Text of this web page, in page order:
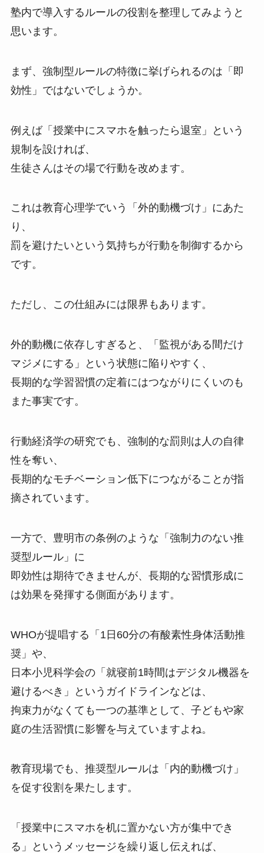
塾内で導入するルールの役割を整理してみようと
思います。
まず、強制型ルールの特徴に挙げられるのは「即
効性」ではないでしょうか。
例えば「授業中にスマホを触ったら退室」という
規制を設ければ、
生徒さんはその場で行動を改めます。
これは教育心理学でいう「外的動機づけ」にあた
り、
罰を避けたいという気持ちが行動を制御するから
です。
ただし、この仕組みには限界もあります。
外的動機に依存しすぎると、「監視がある間だけ
マジメにする」という状態に陥りやすく、
長期的な学習習慣の定着にはつながりにくいのも
また事実です。
行動経済学の研究でも、強制的な罰則は人の自律
性を奪い、
長期的なモチベーション低下につながることが指
摘されています。
一方で、豊明市の条例のような「強制力のない推
奨型ルール」に
即効性は期待できませんが、長期的な習慣形成に
は効果を発揮する側面があります。
WHOが提唱する「1日60分の有酸素性身体活動推
奨」や、
日本小児科学会の「就寝前1時間はデジタル機器を
避けるべき」というガイドラインなどは、
拘束力がなくても一つの基準として、子どもや家
庭の生活習慣に影響を与えていますよね。
教育現場でも、推奨型ルールは「内的動機づけ」
を促す役割を果たします。
「授業中にスマホを机に置かない方が集中でき
る」というメッセージを繰り返し伝えれば、